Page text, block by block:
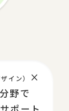
ザイン）
×
野で
ポート